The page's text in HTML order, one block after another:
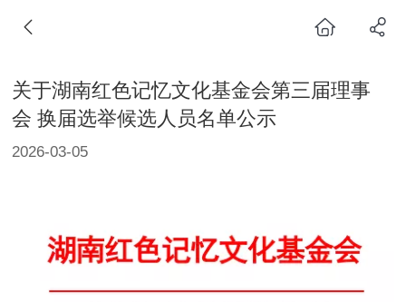
关于湖南红色记忆文化基金会第三届理事
会 换届选举候选人员名单公示
2026-03-05